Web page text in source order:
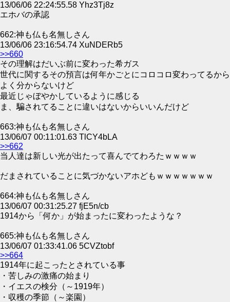
13/06/06 22:24:55.58 Yhz3Tj8z
エホバの承認
662:神も仏も名無しさん
13/06/06 23:16:54.74 XuNDERb5
>>660
その理解はだいぶ前に変わった希ガス
世代に関するその預言は何年かごとにコロコロ変わってるから
よく分からないけど
最近じゃぼやかしているように感じる
ま、騙されてることに違いはないからいいんだけど
663:神も仏も名無しさん
13/06/07 00:11:01.63 TlCY4bLA
>>662
当人達は新しい光が出たって喜んでてわろたｗｗｗｗ
だまされていることに気づかないアホどもｗｗｗｗｗｗｗ
664:神も仏も名無しさん
13/06/07 00:31:25.27 fjE5n/cb
1914から「何か」が始まったに変わったような？
665:神も仏も名無しさん
13/06/07 01:33:41.06 5CVZtobf
>>664
1914年に起こったとされている事
・苦しみの激痛の始まり
・イエスの検分（～1919年）
・収穫の季節（～楽園）